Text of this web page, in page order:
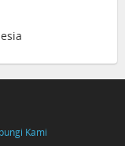
Kami